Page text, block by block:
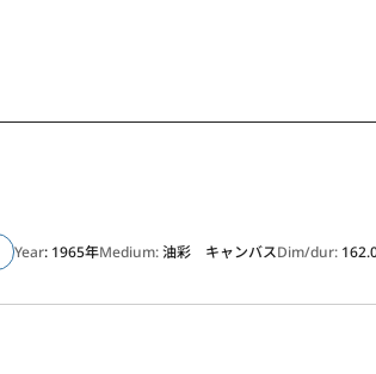
Year: 1965年Medium:油彩 キャンバスDim/dur: